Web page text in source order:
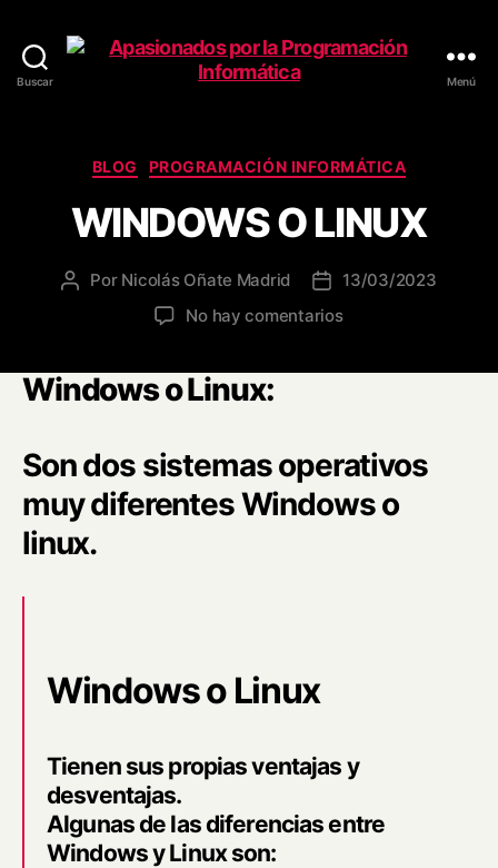
Buscar
Apasionados
Programación
Informática
Menú
Categorías
BLOG PROGRAMACIÓN INFORMÁTICA
WINDOWS O LINUX
Autor
Por Nicolás Oñate Madrid
Fecha
de
13/03/2023
No hay comentariosen
Windows o Linux:
Son dos sistemas operativos
muy diferentes Windows o
linux.
Windows o Linux
Tienen sus propias ventajas y
desventajas.
Algunas de las diferencias entre
Windows y Linux son: